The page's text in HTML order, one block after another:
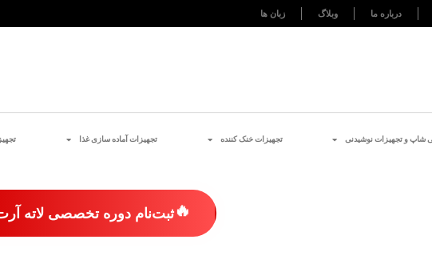
درباره ما وبلاگ زبان ها
شاپ و تجهیزات نوشیدنی تجهیزات خنک کننده تجهیزات آماده سازی غذا
🔥ثبت‌نام دوره تخصصی لاته